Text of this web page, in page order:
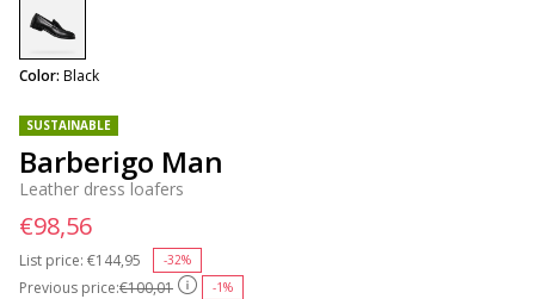
SUSTAINABLE
Barberigo Man
Leather dress loafers
Previous price:€100,01 -1%
List price: Price reduced from
€144,95 -32%
€98,56
Color: Black
selected